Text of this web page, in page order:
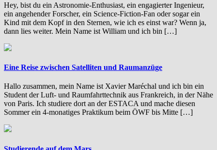
Hey, bist du ein Astronomie-Enthusiast, ein engagierter Ingenieur,
ein angehender Forscher, ein Science-Fiction-Fan oder sogar ein
Kind mit dem Kopf in den Sternen, wie ich es einst war? Wenn ja,
dann lies weiter. Mein Name ist William und ich bin […]
Eine Reise zwischen Satelliten und Raumanzüge
Hallo zusammen, mein Name ist Xavier Maréchal und ich bin ein
Student der Luft- und Raumfahrttechnik aus Frankreich, in der Nähe
von Paris. Ich studiere dort an der ESTACA und mache diesen
Sommer ein 4-monatiges Praktikum beim ÖWF bis Mitte […]